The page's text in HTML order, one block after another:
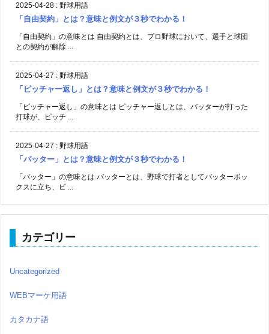
2025-04-28 : 野球用語
「自由契約」とは？意味と例文が３秒でわかる！
「自由契約」の意味とは 自由契約とは、プロ野球において、選手と球団
との契約が解除 ...
2025-04-27 : 野球用語
「ピッチャー返し」とは？意味と例文が３秒でわかる！
「ピッチャー返し」の意味とは ピッチャー返しとは、バッターが打った
打球が、ピッチ ...
2025-04-27 : 野球用語
「バッター」とは？意味と例文が３秒でわかる！
「バッター」の意味とは バッターとは、野球で打者としてバッターボッ
クスに立ち、ピ ...
カテゴリー
Uncategorized
WEBマーケ用語
カタカナ語